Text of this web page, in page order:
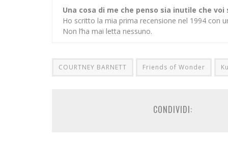
Una cosa di me che penso sia inutile che
Ho scritto la mia prima recensione nel 1994 con
Non l’ha mai letta nessuno.
COURTNEY BARNETT Friends of Wonder
CONDIVIDI: